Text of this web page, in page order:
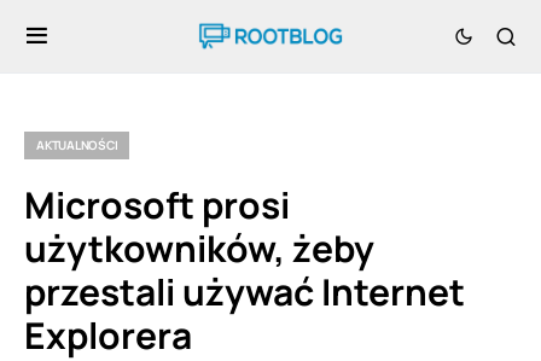
AKTUALNOŚCI
Microsoft prosi
użytkowników, żeby
przestali używać Internet
Explorera